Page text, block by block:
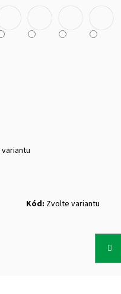
Kód: Zvolte variantu